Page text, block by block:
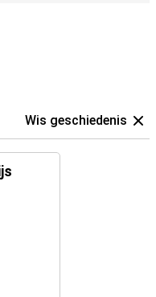
Wis geschiedenis